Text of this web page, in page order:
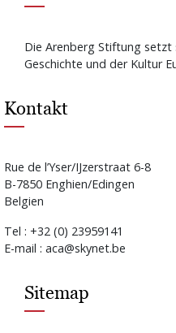
Die Arenberg Stiftung setzt
Geschichte und der Kultur
Kontakt
Rue de l’Yser/IJzerstraat 6-8
B-7850 Enghien/Edingen
Belgien
Tel : +32 (0) 23959141
E-mail : aca@skynet.be
Sitemap